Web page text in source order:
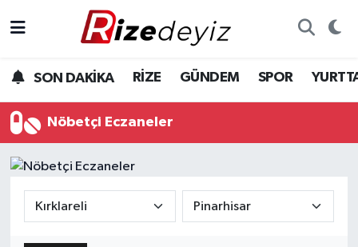
SON DAKİKA RİZE GÜNDEM SPOR
Nöbetçi Eczaneler
Gündem
Yurttan Haberler
Teknoloji
Rize Hava Durumu
Rize Trafik Yoğunluk Haritası
Tüm Manşetler